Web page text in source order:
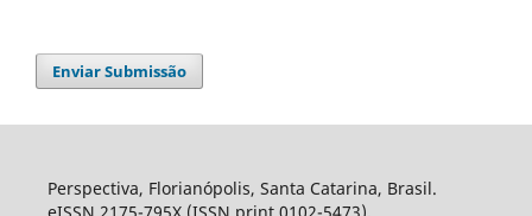
Enviar Submissão
Perspectiva, Florianópolis, Santa Catarina, Brasil.